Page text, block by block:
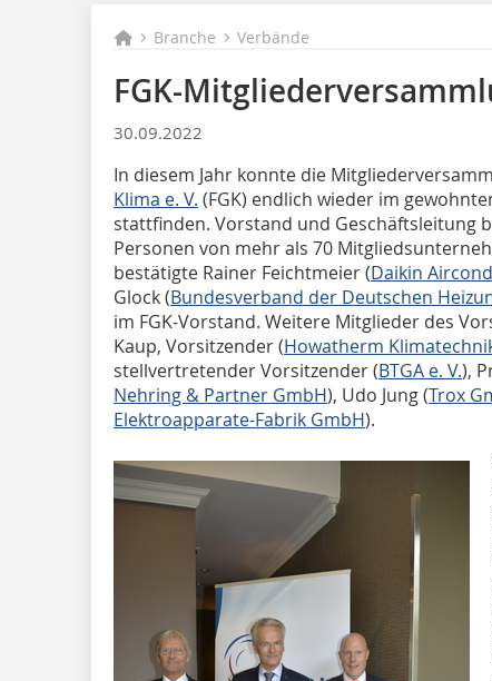
Branche Verbände
FGK-
30.09.2022
In diesem Jahr konnte die
Klima e. V. (FGK) endlich wieder im
stattfinden. Vorstand und Geschäftsleitung
Personen von mehr als 70
bestätigte Rainer Feichtmeier (Daikin
Glock (Bundesverband der Deutschen
im FGK-Vorstand. Weitere Mitglieder des
Kaup, Vorsitzender (Howatherm
stellvertretender Vorsitzender (BTGA e. V.),
Nehring & Partner GmbH), Udo Jung (Trox
Elektroapparate-Fabrik GmbH).